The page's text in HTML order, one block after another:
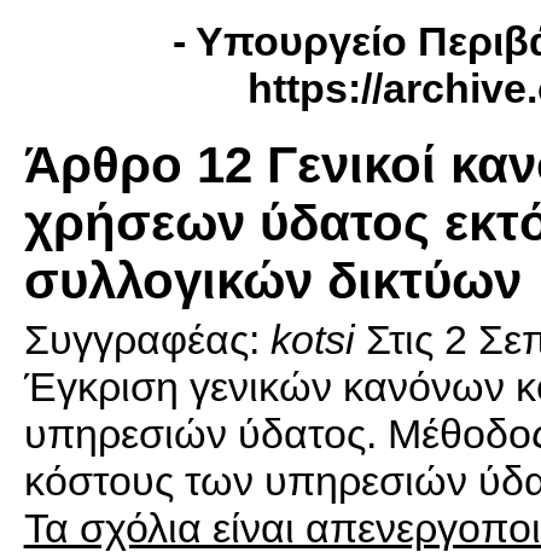
- Yπουργείο
https://
Άρθρο 12 Γενικοί
χρήσεων ύδατος
συλλογικών δικτύων
Συγγραφέας: kotsiΣτις 2
Έγκριση γενικών κανόνων
υπηρεσιών ύδατος. Μέθοδος
κόστους των υπηρεσιών
Τα σχόλια είναι